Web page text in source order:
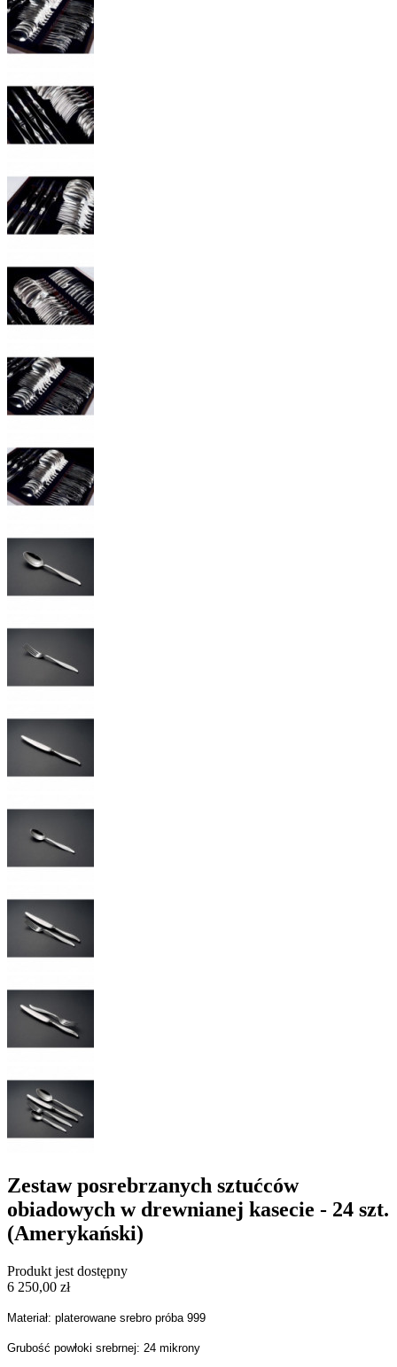
Zestaw posrebrzanych sztućców
obiadowych w drewnianej kasecie - 24 szt.
(Amerykański)
Produkt jest dostępny
6 250,00 zł
Materiał: platerowane srebro próba 999
Grubość powłoki srebrnej: 24 mikrony